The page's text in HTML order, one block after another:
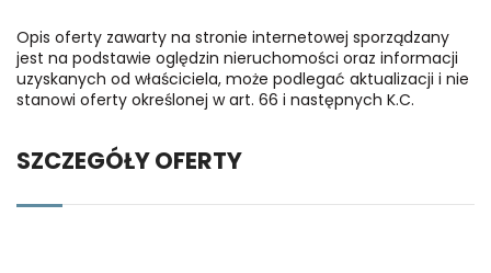
Opis oferty zawarty na stronie internetowej sporządzany
jest na podstawie oględzin nieruchomości oraz informacji
uzyskanych od właściciela, może podlegać aktualizacji i nie
stanowi oferty określonej w art. 66 i następnych K.C.
SZCZEGÓŁY OFERTY